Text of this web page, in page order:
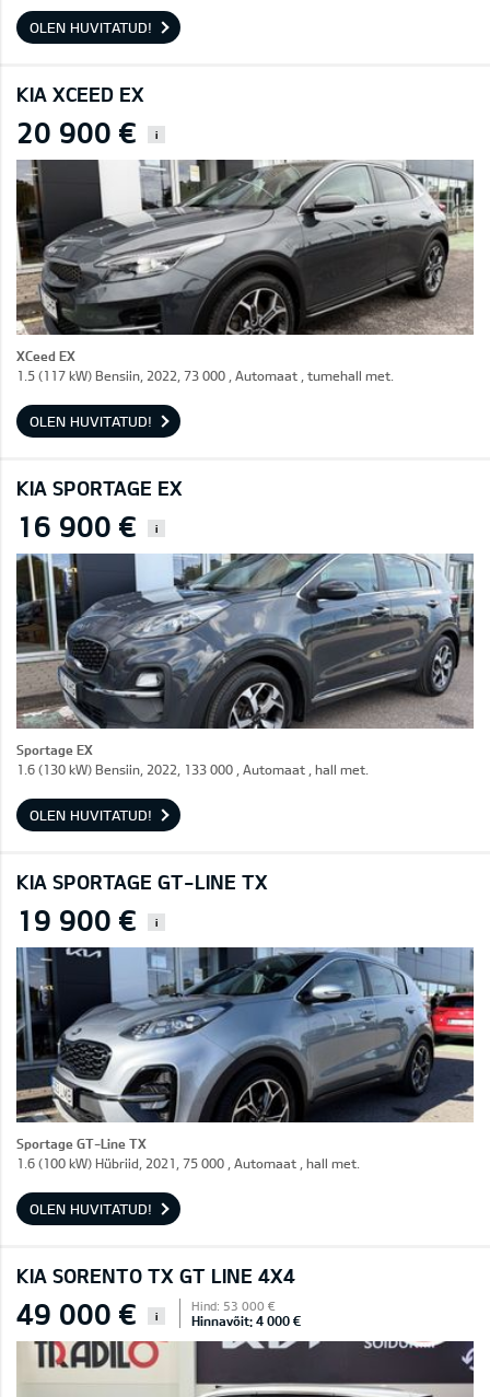
OLEN HUVITATUD!
KIA XCEED EX
20 900 € i
XCeed EX
1.5 (117 kW) Bensiin, 2022, 73 000 , Automaat , tumehall met.
OLEN HUVITATUD!
KIA SPORTAGE EX
16 900 € i
Sportage EX
1.6 (130 kW) Bensiin, 2022, 133 000 , Automaat , hall met.
OLEN HUVITATUD!
KIA SPORTAGE GT-LINE TX
19 900 € i
Sportage GT-Line TX
1.6 (100 kW) Hübriid, 2021, 75 000 , Automaat , hall met.
OLEN HUVITATUD!
KIA SORENTO TX GT LINE 4X4
49 000 € i
Hind: 53 000 €
Hinnavõit: 4 000 €